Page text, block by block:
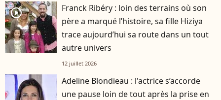
player2
Franck Ribéry : loin des terrains où son
père a marqué l’histoire, sa fille Hiziya
trace aujourd’hui sa route dans un tout
autre univers
12 juillet 2026
Adeline Blondieau : l'actrice s’accorde
une pause loin de tout après la prise en